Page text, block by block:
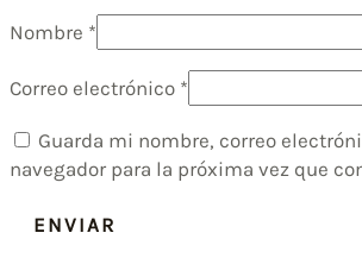
Nombre *
Correo electrónico *
Guarda mi nombre, correo
navegador para la próxima vez que